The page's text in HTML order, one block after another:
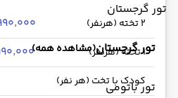
تور گرجستان
تور گرجستان(مشاهده همه)
تور باتومی
2 تخته (هرنفر) ۱۱۹٬۹۹۰٬۰۰۰
1 تخته (هرنفر) ۱۱۹٬۹۹۰٬۰۰۰
کودک با تخت (هر نفر)